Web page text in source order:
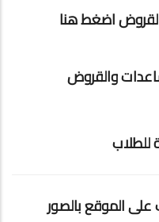
اضغط هنا
والقروض
للطلاب
الموقع بالصور